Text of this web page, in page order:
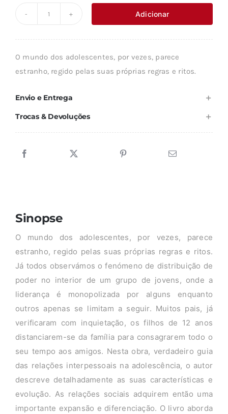
original
era:
é:
SOCIAL
Adicionar
O mundo dos adolescentes, por vezes, parece
estranho, regido pelas suas próprias regras e ritos.
Envio e Entrega
Trocas & Devoluções
Sinopse
O mundo dos adolescentes, por vezes, parece
estranho, regido pelas suas próprias regras e ritos.
Já todos observámos o fenómeno de distribuição de
poder no interior de um grupo de jovens, onde a
liderança é monopolizada por alguns enquanto
outros apenas se limitam a seguir. Muitos pais, já
verificaram com inquietação, os filhos de 12 anos
distanciarem-se da família para consagrarem todo o
seu tempo aos amigos. Nesta obra, verdadeiro guia
das relações interpessoais na adolescência, o autor
descreve detalhadamente as suas características e
evolução. As relações sociais adquirem então uma
importante expansão e diferenciação. O livro aborda